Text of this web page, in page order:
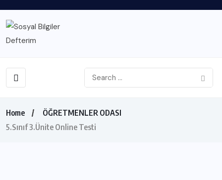
Home
ÖĞRETMENLER ODASI
5.Sınıf 3.Ünite Online Testi